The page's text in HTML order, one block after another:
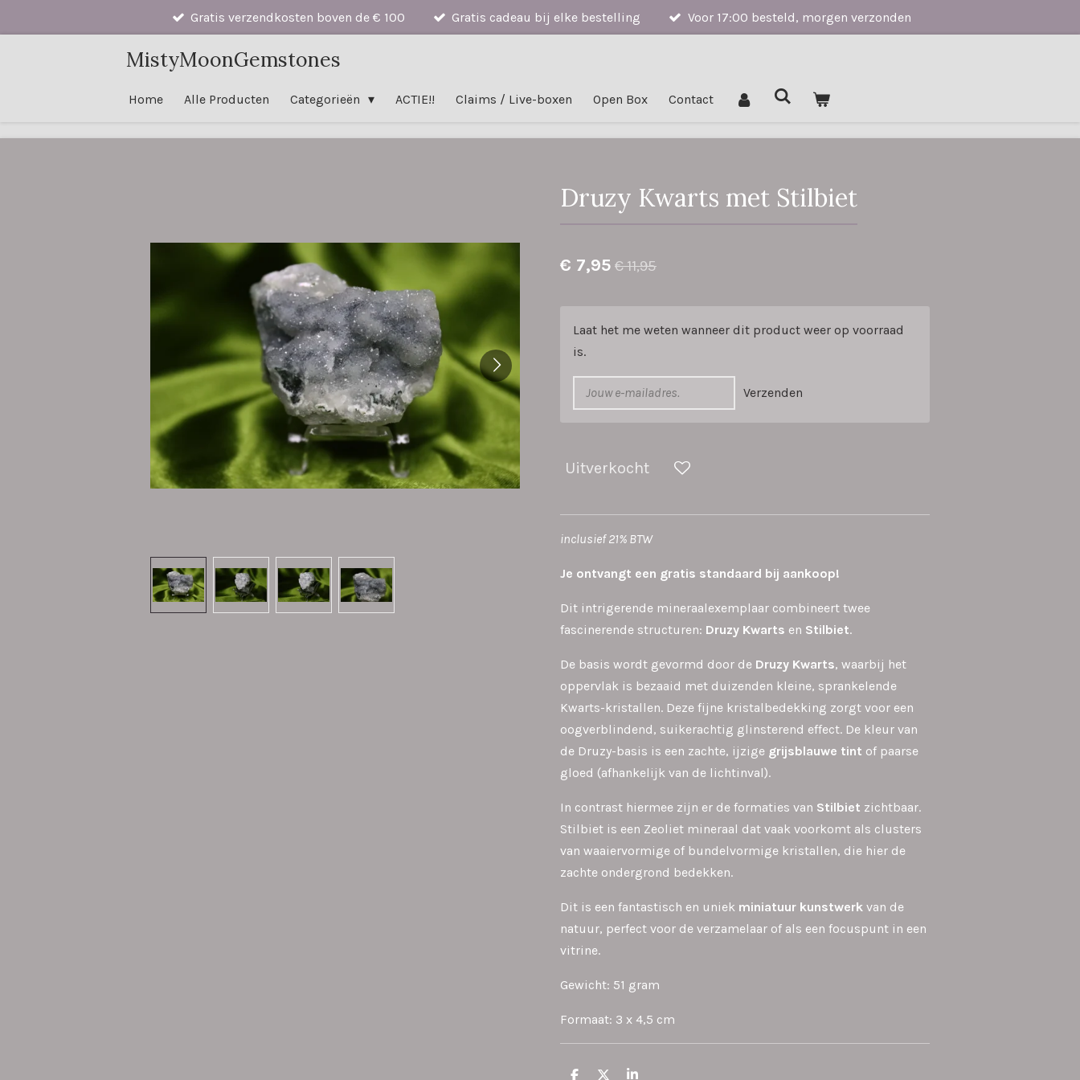
Gratis verzendkosten boven de € 100 Gratis cadeau bij elke bestelling Voor 17:00 besteld, morgen verzonden
MistyMoonGemstones
Home Alle Producten Categorieën ACTIE!! Claims / Live-boxen Open Box Contact
Druzy Kwarts met Stilbiet
€ 7,95 € 11,95
Laat het me weten wanneer dit product weer op voorraad
is.
Verzenden
Uitverkocht
inclusief 21% BTW
Je ontvangt een gratis standaard bij aankoop!
Dit intrigerende mineraalexemplaar combineert twee
fascinerende structuren: Druzy Kwarts en Stilbiet.
De basis wordt gevormd door de Druzy Kwarts, waarbij het
oppervlak is bezaaid met duizenden kleine, sprankelende
Kwarts-kristallen. Deze fijne kristalbedekking zorgt voor een
oogverblindend, suikerachtig glinsterend effect. De kleur van
de Druzy-basis is een zachte, ijzige grijsblauwe tint of paarse
gloed (afhankelijk van de lichtinval).
In contrast hiermee zijn er de formaties van Stilbiet zichtbaar.
Stilbiet is een Zeoliet mineraal dat vaak voorkomt als clusters
van waaiervormige of bundelvormige kristallen, die hier de
zachte ondergrond bedekken.
Dit is een fantastisch en uniek miniatuur kunstwerk van de
natuur, perfect voor de verzamelaar of als een focuspunt in een
vitrine.
Gewicht: 51 gram
Formaat: 3 x 4,5 cm